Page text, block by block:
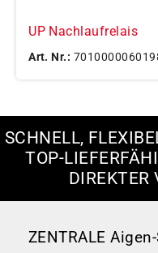
UP Nachlaufrelais
Art. Nr.:
SCHNELL,
TOP-
DIREKTER
ZENTRALE